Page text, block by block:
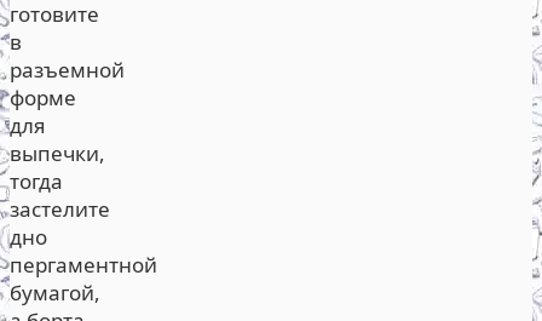
готовите
в
разъемной
форме
для
выпечки,
тогда
застелите
дно
пергаментной
бумагой,